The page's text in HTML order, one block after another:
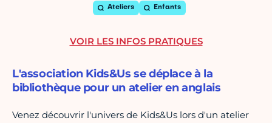
Ateliers Enfants
L'association Kids&Us se déplace à la
bibliothèque pour un atelier en anglais
Venez découvrir l'univers de Kids&Us lors d'un atelier
VOIR LES INFOS PRATIQUES